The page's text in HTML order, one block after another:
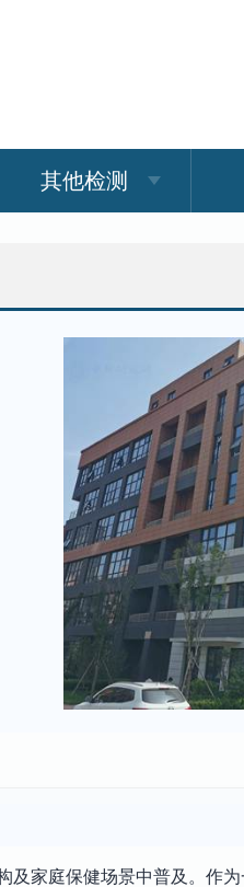
其他检测
及家庭保健场景中普及。作为